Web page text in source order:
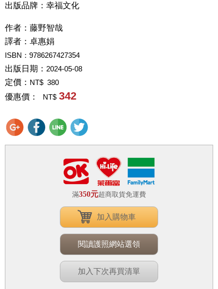
出版品牌：幸福文化
作者： 藤野智哉
譯者： 卓惠娟
ISBN：9786267427354
出版日期： 2024-05-08
定價： NT$ 380
優惠價： NT$ 342
滿350元超商取貨免運費
加入購物車
閱讀護照網站選領
加入下次再買清單